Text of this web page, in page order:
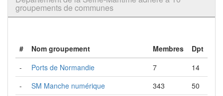
groupements de communes
# Nom groupement Membres
Dpt
-
Ports de Normandie 7
14
-
SM Manche numérique 343
50